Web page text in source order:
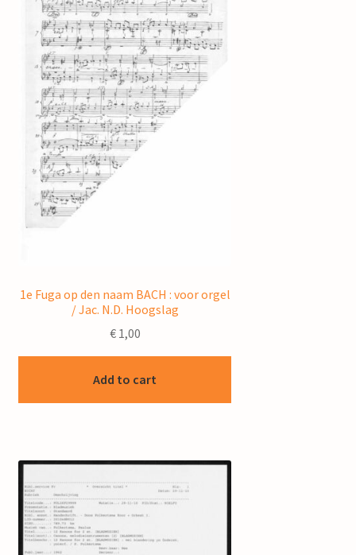
1e Fuga op den naam BACH : voor orgel
/ Jac. N.D. Hoogslag
€1,00
Add to cart